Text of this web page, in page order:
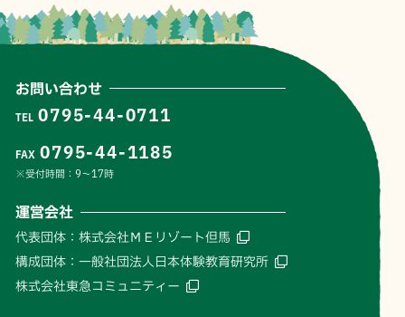
お問い合わせ
TEL 0795-44-0711
FAX 0795-44-1185
※受付時間：9〜17時
運営会社
代表団体：株式会社ＭＥリゾート但馬
構成団体：一般社団法人日本体験教育研究所
株式会社東急コミュニティー